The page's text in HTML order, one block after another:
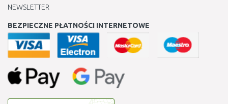
NEWSLETTER
BEZPIECZNE PŁATNOŚCI INTERNETOWE